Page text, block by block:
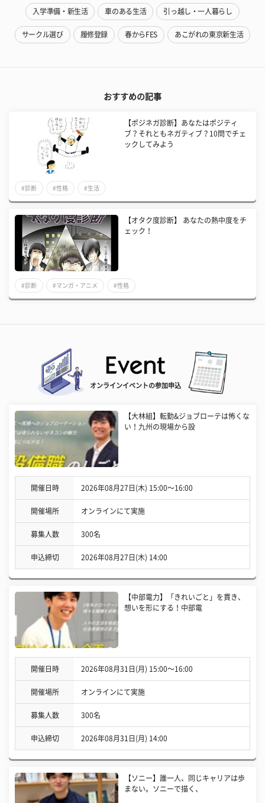
入学準備・新生活 車のある生活 引っ越し・一人暮らし
サークル選び 履修登録 春からFES あこがれの東京新生活
おすすめの記事
【ポジネガ診断】あなたはポジティ
ブ？それともネガティブ？10問でチェ
ックしてみよう
#診断 #性格 #生活
【オタク度診断】 あなたの熱中度をチ
ェック！
#診断 #マンガ・アニメ #性格
オンラインイベントの参加申込
【大林組】転勤&ジョブローテは怖くな
い！九州の現場から設
開催日時 2026年08月27日(木) 15:00〜16:00
開催場所 オンラインにて実施
募集人数 300名
申込締切 2026年08月27日(木) 14:00
【中部電力】「きれいごと」を貫き、
想いを形にする！中部電
開催日時 2026年08月31日(月) 15:00〜16:00
開催場所 オンラインにて実施
募集人数 300名
申込締切 2026年08月31日(月) 14:00
【ソニー】誰一人、同じキャリアは歩
まない。ソニーで描く、